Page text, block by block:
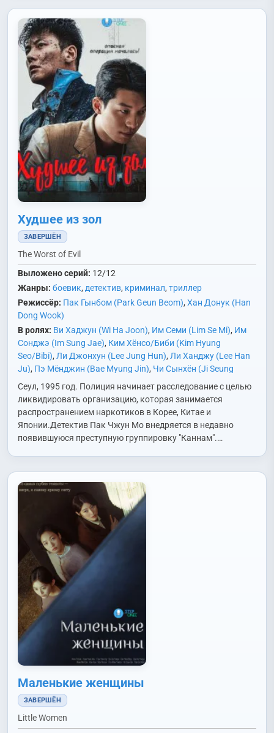
Худшее из зол
ЗАВЕРШЁН
The Worst of Evil
Выложено серий: 12/12
Жанры: боевик, детектив, криминал, триллер
Режиссёр: Пак Гынбом (Park Geun Beom), Хан Донук (Han
Dong Wook)
В ролях: Ви Хаджун (Wi Ha Joon), Им Семи (Lim Se Mi), Им
Сонджэ (Im Sung Jae), Ким Хёнсо/Биби (Kim Hyung
Seo/Bibi), Ли Джонхун (Lee Jung Hun), Ли Ханджу (Lee Han
Ju), Пэ Мёнджин (Bae Myung Jin), Чи Сынхён (Ji Seung
Hyun) , Чи Чханук (Ji Chang Wook)
Hyoung)
Чхве Бэксон (Choi Baek Sun)
Kyung Ho)
Сеул, 1995 год. Полиция начинает расследование с целью
ликвидировать организацию, которая занимается
распространением наркотиков в Корее, Китае и
Японии.Детектив Пак Чжун Мо внедряется в недавно
появившуюся преступную группировку "Каннам".…
Маленькие женщины
ЗАВЕРШЁН
Little Women